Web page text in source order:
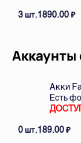
3шт.1890.00₽
Акки
Есть
0шт.189.00₽